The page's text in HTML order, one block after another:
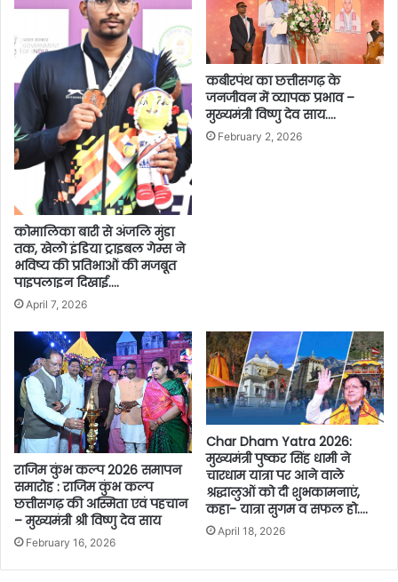
कोमालिका बारी से अंजलि मुंडा
तक, खेलो इंडिया ट्राइबल गेम्स ने
भविष्य की प्रतिभाओं की मजबूत
पाइपलाइन दिखाई….
April 7, 2026
कबीरपंथ का छत्तीसगढ़ के
जनजीवन में व्यापक प्रभाव –
मुख्यमंत्री विष्णु देव साय….
February 2, 2026
राजिम कुंभ कल्प 2026 समापन
समारोह : राजिम कुंभ कल्प
छत्तीसगढ़ की अस्मिता एवं पहचान
– मुख्यमंत्री श्री विष्णु देव साय
February 16, 2026
Char Dham Yatra 2026:
मुख्यमंत्री पुष्कर सिंह धामी ने
चारधाम यात्रा पर आने वाले
श्रद्धालुओं को दी शुभकामनाएं,
कहा- यात्रा सुगम व सफल हो….
April 18, 2026